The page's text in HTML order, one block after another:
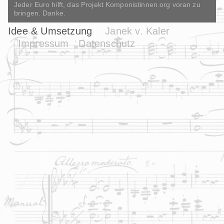
Jeder Euro hilft, das Projekt Komponistinnen.org voran zu
bringen. Danke.
Idee & Umsetzung
Janek v. Kaler
Impressum
Datenschutz